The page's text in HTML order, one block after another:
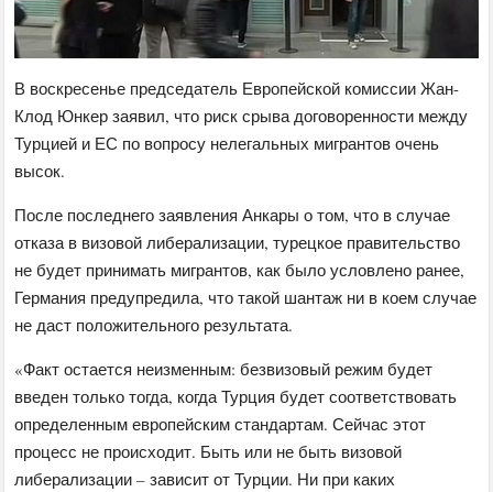
В воскресенье председатель Европейской комиссии Жан-
Клод Юнкер заявил, что риск срыва договоренности между
Турцией и ЕС по вопросу нелегальных мигрантов очень
высок.
После последнего заявления Анкары о том, что в случае
отказа в визовой либерализации, турецкое правительство
не будет принимать мигрантов, как было условлено ранее,
Германия предупредила, что такой шантаж ни в коем случае
не даст положительного результата.
«Факт остается неизменным: безвизовый режим будет
введен только тогда, когда Турция будет соответствовать
определенным европейским стандартам. Сейчас этот
процесс не происходит. Быть или не быть визовой
либерализации – зависит от Турции. Ни при каких